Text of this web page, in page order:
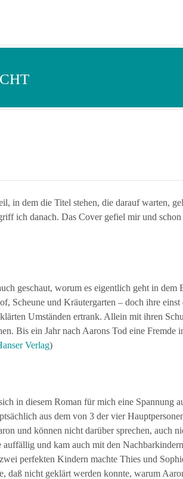
in dem die Titel stehen, die darauf warten,
ich danach. Das Cover gefiel mir und schon
geschaut, worum es eigentlich geht in
Scheune und Kräutergarten – doch ihre
Umständen ertrank. Allein mit ihren
Bis ein Jahr nach Aarons Tod eine
Verlag)
in diesem Roman für mich eine Spannung
aus dem von 3 der vier
und können nicht darüber sprechen, auch
und kam auch mit den
perfekten Kindern machte Thies und
daß nicht geklärt werden konnte, warum